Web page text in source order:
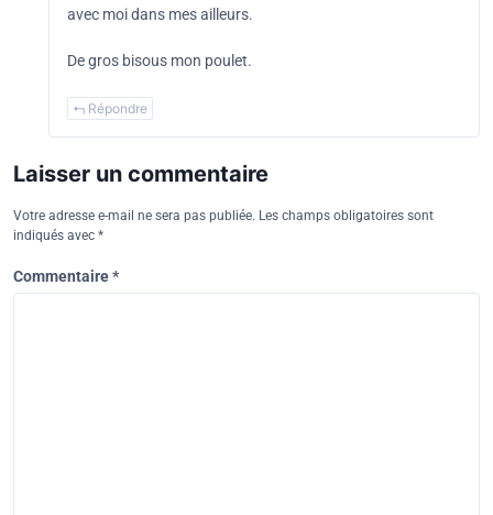
avec moi dans mes ailleurs.
De gros bisous mon poulet.
Répondre
Laisser un commentaire
Votre adresse e-mail ne sera pas publiée. Les champs obligatoires sont
indiqués avec *
Commentaire*